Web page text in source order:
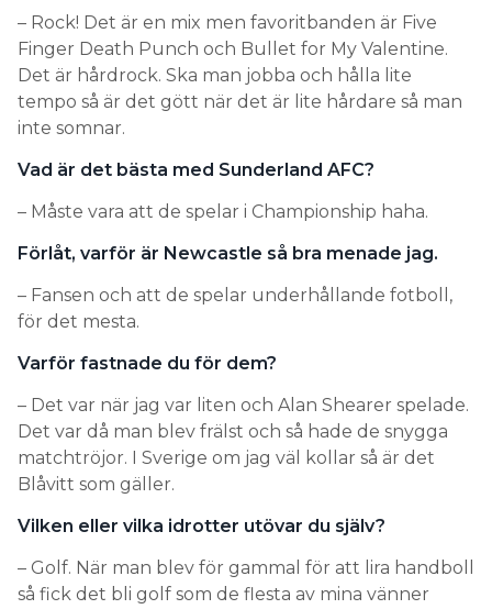
– Rock! Det är en mix men favoritbanden är Five
Finger Death Punch och Bullet for My Valentine.
Det är hårdrock. Ska man jobba och hålla lite
tempo så är det gött när det är lite hårdare så man
inte somnar.
Vad är det bästa med Sunderland AFC?
– Måste vara att de spelar i Championship haha.
Förlåt, varför är Newcastle så bra menade jag.
– Fansen och att de spelar underhållande fotboll,
för det mesta.
Varför fastnade du för dem?
– Det var när jag var liten och Alan Shearer spelade.
Det var då man blev frälst och så hade de snygga
matchtröjor. I Sverige om jag väl kollar så är det
Blåvitt som gäller.
Vilken eller vilka idrotter utövar du själv?
– Golf. När man blev för gammal för att lira handboll
så fick det bli golf som de flesta av mina vänner